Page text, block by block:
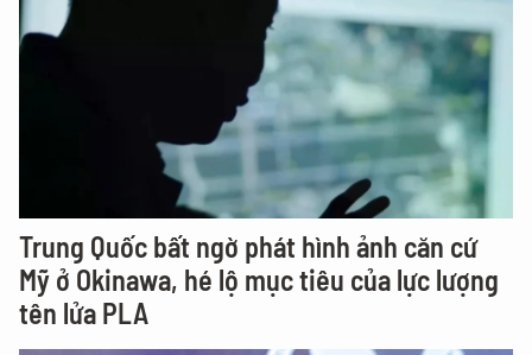
Trung Quốc bất ngờ phát hình ảnh căn cứ
Mỹ ở Okinawa, hé lộ mục tiêu của lực lượng
tên lửa PLA